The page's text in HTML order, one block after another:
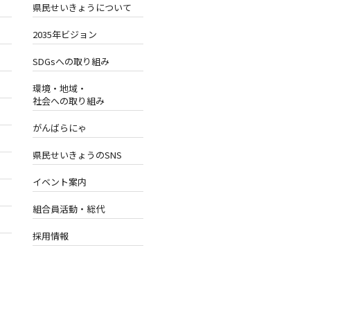
県民せいきょうについて
2035年ビジョン
SDGsへの取り組み
環境・地域・
社会への取り組み
がんばらにゃ
県民せいきょうのSNS
イベント案内
組合員活動・総代
採用情報